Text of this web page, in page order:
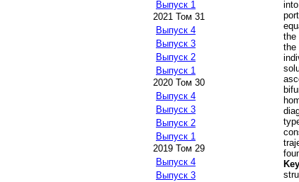
Выпуск 1
2021 Том 31
Выпуск 4
Выпуск 3
Выпуск 2
Выпуск 1
2020 Том 30
Выпуск 4
Выпуск 3
Выпуск 2
Выпуск 1
2019 Том 29
Выпуск 4
Выпуск 3
the